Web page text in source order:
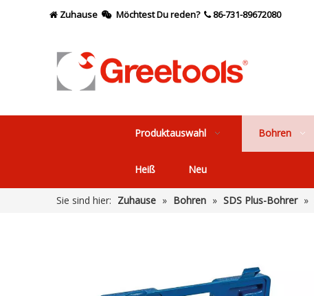
 Zuhause  Möchtest Du reden?  86-731-89672080
Produktauswahl Bohren
Heiß Neu
Sie sind hier: Zuhause » Bohren » SDS Plus-Bohrer »